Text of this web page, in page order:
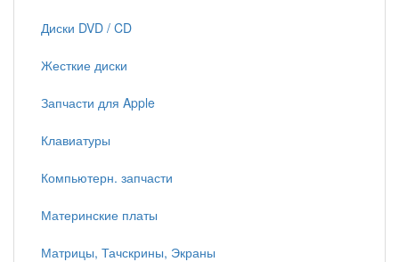
Диски DVD / CD
Жесткие диски
Запчасти для Apple
Клавиатуры
Компьютерн. запчасти
Материнские платы
Матрицы, Тачскрины, Экраны